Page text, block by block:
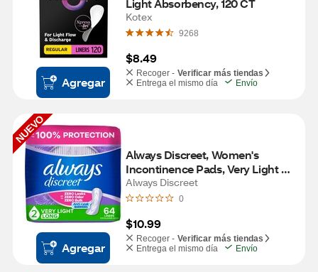
Agregar
Kotex
9268
$8.49
Recoger - Verificar más tiendas
Entrega el mismo día
Envío
NUEVO
Agregar
Always Discreet, Women's
Incontinence Pads, Very Light
Absorbancy, Long, 64 CT
Always Discreet
0
$10.99
Recoger - Verificar más tiendas
Entrega el mismo día
Envío